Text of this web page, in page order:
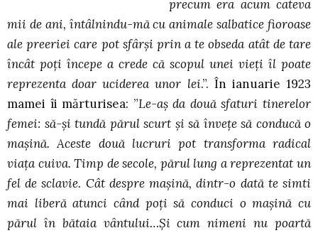
precum era acum cateva
mii de ani, întâlnindu-mă cu animale salbatice fioroase
ale preeriei care pot sfârşi prin a te obseda atât de tare
încât poţi începe a crede că scopul unei vieţi îl poate
reprezenta doar uciderea unor lei.”. În ianuarie 1923
mamei îi mărturisea: ”Le-aş da două sfaturi tinerelor
femei: să-şi tundă părul scurt şi să înveţe să conducă o
maşină. Aceste două lucruri pot transforma radical
viaţa cuiva. Timp de secole, părul lung a reprezentat un
fel de sclavie. Cât despre maşină, dintr-o dată te simti
mai liberă atunci când poţi să conduci o maşină cu
părul în bătaia vântului…Şi cum nimeni nu poartă